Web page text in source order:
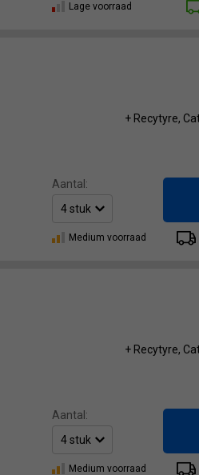
Lage voorraad
+ Recytyre,
Aantal:
Medium voorraad
+ Recytyre,
Aantal:
Medium voorraad